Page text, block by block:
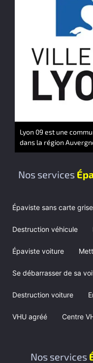
Nos services
Épaviste sans carte grise
Destruction véhicule
Épaviste voiture
Se débarrasser de sa
Destruction voiture
VHU agréé Centre
Nos services
Lyon 09 est une
dans la région